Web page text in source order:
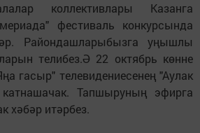
коллективлары Казанга
фестиваль конкурсында
Райондашларыбызга уңышлы
телибез.Ә 22 октябрь көнне
гасыр" телевидениесенең "Аулак
Тапшыруның эфирга
хәбәр итәрбез.